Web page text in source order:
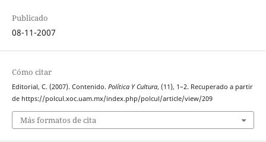
Publicado
08-11-2007
Cómo citar
Editorial, C. (2007). Contenido. Política Y Cultura, (11), 1–2. Recuperado a partir
de https://polcul.xoc.uam.mx/index.php/polcul/article/view/209
Más formatos de cita